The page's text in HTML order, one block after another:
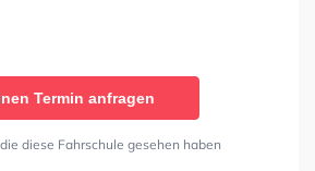
Termin anfragen
diese Fahrschule gesehen haben